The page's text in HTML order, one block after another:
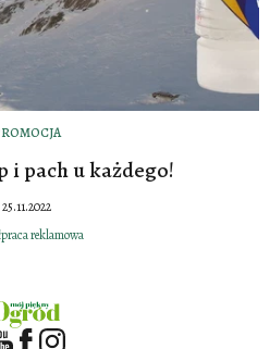
i pach u każdego!
25.11.2022
reklamowa